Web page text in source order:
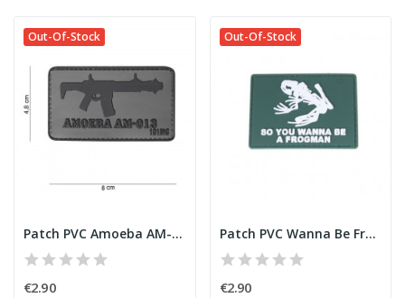
Out-Of-Stock
Patch PVC Amoeba AM-013
€2.90
Out-Of-Stock
Patch PVC Wanna Be Frogman Green
€2.90